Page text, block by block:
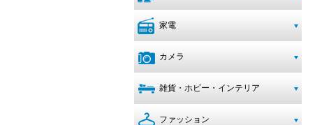
家電
カメラ
雑貨・ホビー・インテリア
ファッション